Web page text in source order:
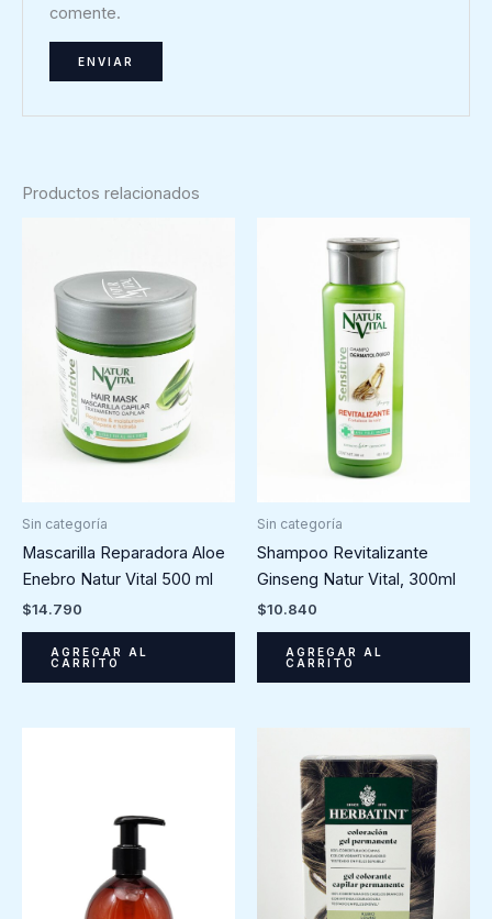
comente.
Productos relacionados
Sin categoría
Mascarilla Reparadora Aloe
Enebro Natur Vital 500 ml
$14.790
AGREGAR AL
CARRITO
Sin categoría
Shampoo Revitalizante
Ginseng Natur Vital, 300ml
$10.840
AGREGAR AL
CARRITO